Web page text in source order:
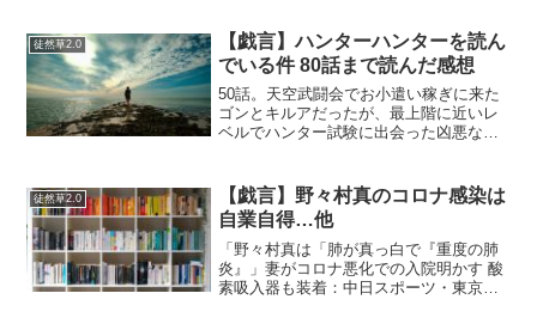
（エマージング）株式というETF?を購入
すれば、新興国…...
徒然草2.0
【戯言】ハンターハンターを読ん
でいる件 80話まで読んだ感想
50話。天空武闘会でお小遣い稼ぎに来た
ゴンとキルアだったが、最上階に近いレ
ベルでハンター試験に出会った凶悪なラ
ドラゴンボールのヤムチャっぽいやつ"カ
ストロ"と対戦する...
徒然草2.0
【戯言】野々村真のコロナ感染は
自業自得…他
「野々村真は「肺が真っ白で『重度の肺
炎』」妻がコロナ悪化での入院明かす 酸
素吸入器も装着：中日スポーツ・東京中